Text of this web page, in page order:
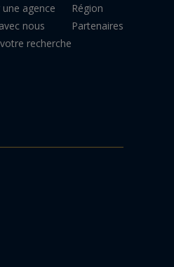
agence
nous
recherche
Région
Partenaires